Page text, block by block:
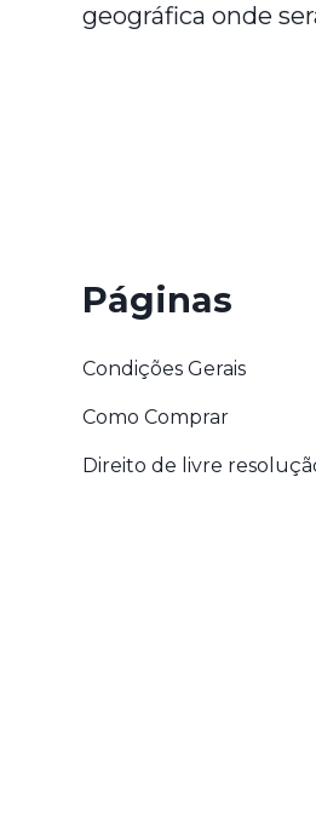
geográfica onde
Páginas
Condições Gerais
Como Comprar
Direito de livre